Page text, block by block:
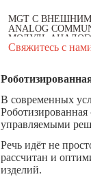
MGT С
ANALOG
МОДУЛЬ
Свяжитесь с
В современных
управляемыми
Речь идёт не
рассчитан и
изделий.